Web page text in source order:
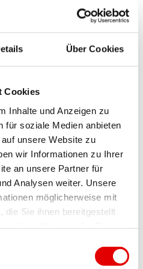
Über Cookies
Cookies
Inhalte und Anzeigen zu
für soziale Medien anbieten
unsere Website zu
wir Informationen zu Ihrer
an unsere Partner für
Analysen weiter. Unsere
möglicherweise mit
die Sie ihnen bereitgestellt
Reifen sind durch die
sowohl mit Scheiben-
kompatibel. Dabei
von bis ca. 25 mm
werden.
Felgenbremse)
mit beiden